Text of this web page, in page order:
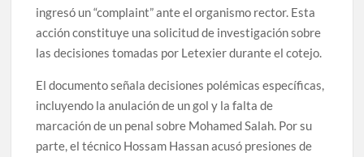
ingresó un “complaint” ante el organismo rector. Esta
acción constituye una solicitud de investigación sobre
las decisiones tomadas por Letexier durante el cotejo.
El documento señala decisiones polémicas específicas,
incluyendo la anulación de un gol y la falta de
marcación de un penal sobre Mohamed Salah. Por su
parte, el técnico Hossam Hassan acusó presiones de